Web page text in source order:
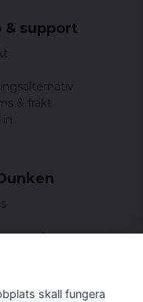
& support
& frakt
in
och
skall fungera